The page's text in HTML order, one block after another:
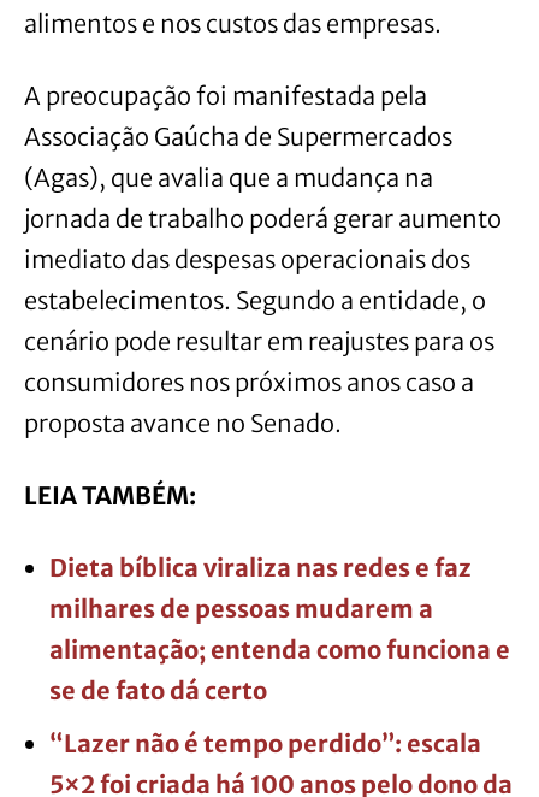
alimentos e nos custos das empresas.
A preocupação foi manifestada pela
Associação Gaúcha de Supermercados
(Agas), que avalia que a mudança na
jornada de trabalho poderá gerar aumento
imediato das despesas operacionais dos
estabelecimentos. Segundo a entidade, o
cenário pode resultar em reajustes para os
consumidores nos próximos anos caso a
proposta avance no Senado.
LEIA TAMBÉM:
Dieta bíblica viraliza nas redes e faz
milhares de pessoas mudarem a
alimentação; entenda como funciona e
se de fato dá certo
“Lazer não é tempo perdido”: escala
5×2 foi criada há 100 anos pelo dono da